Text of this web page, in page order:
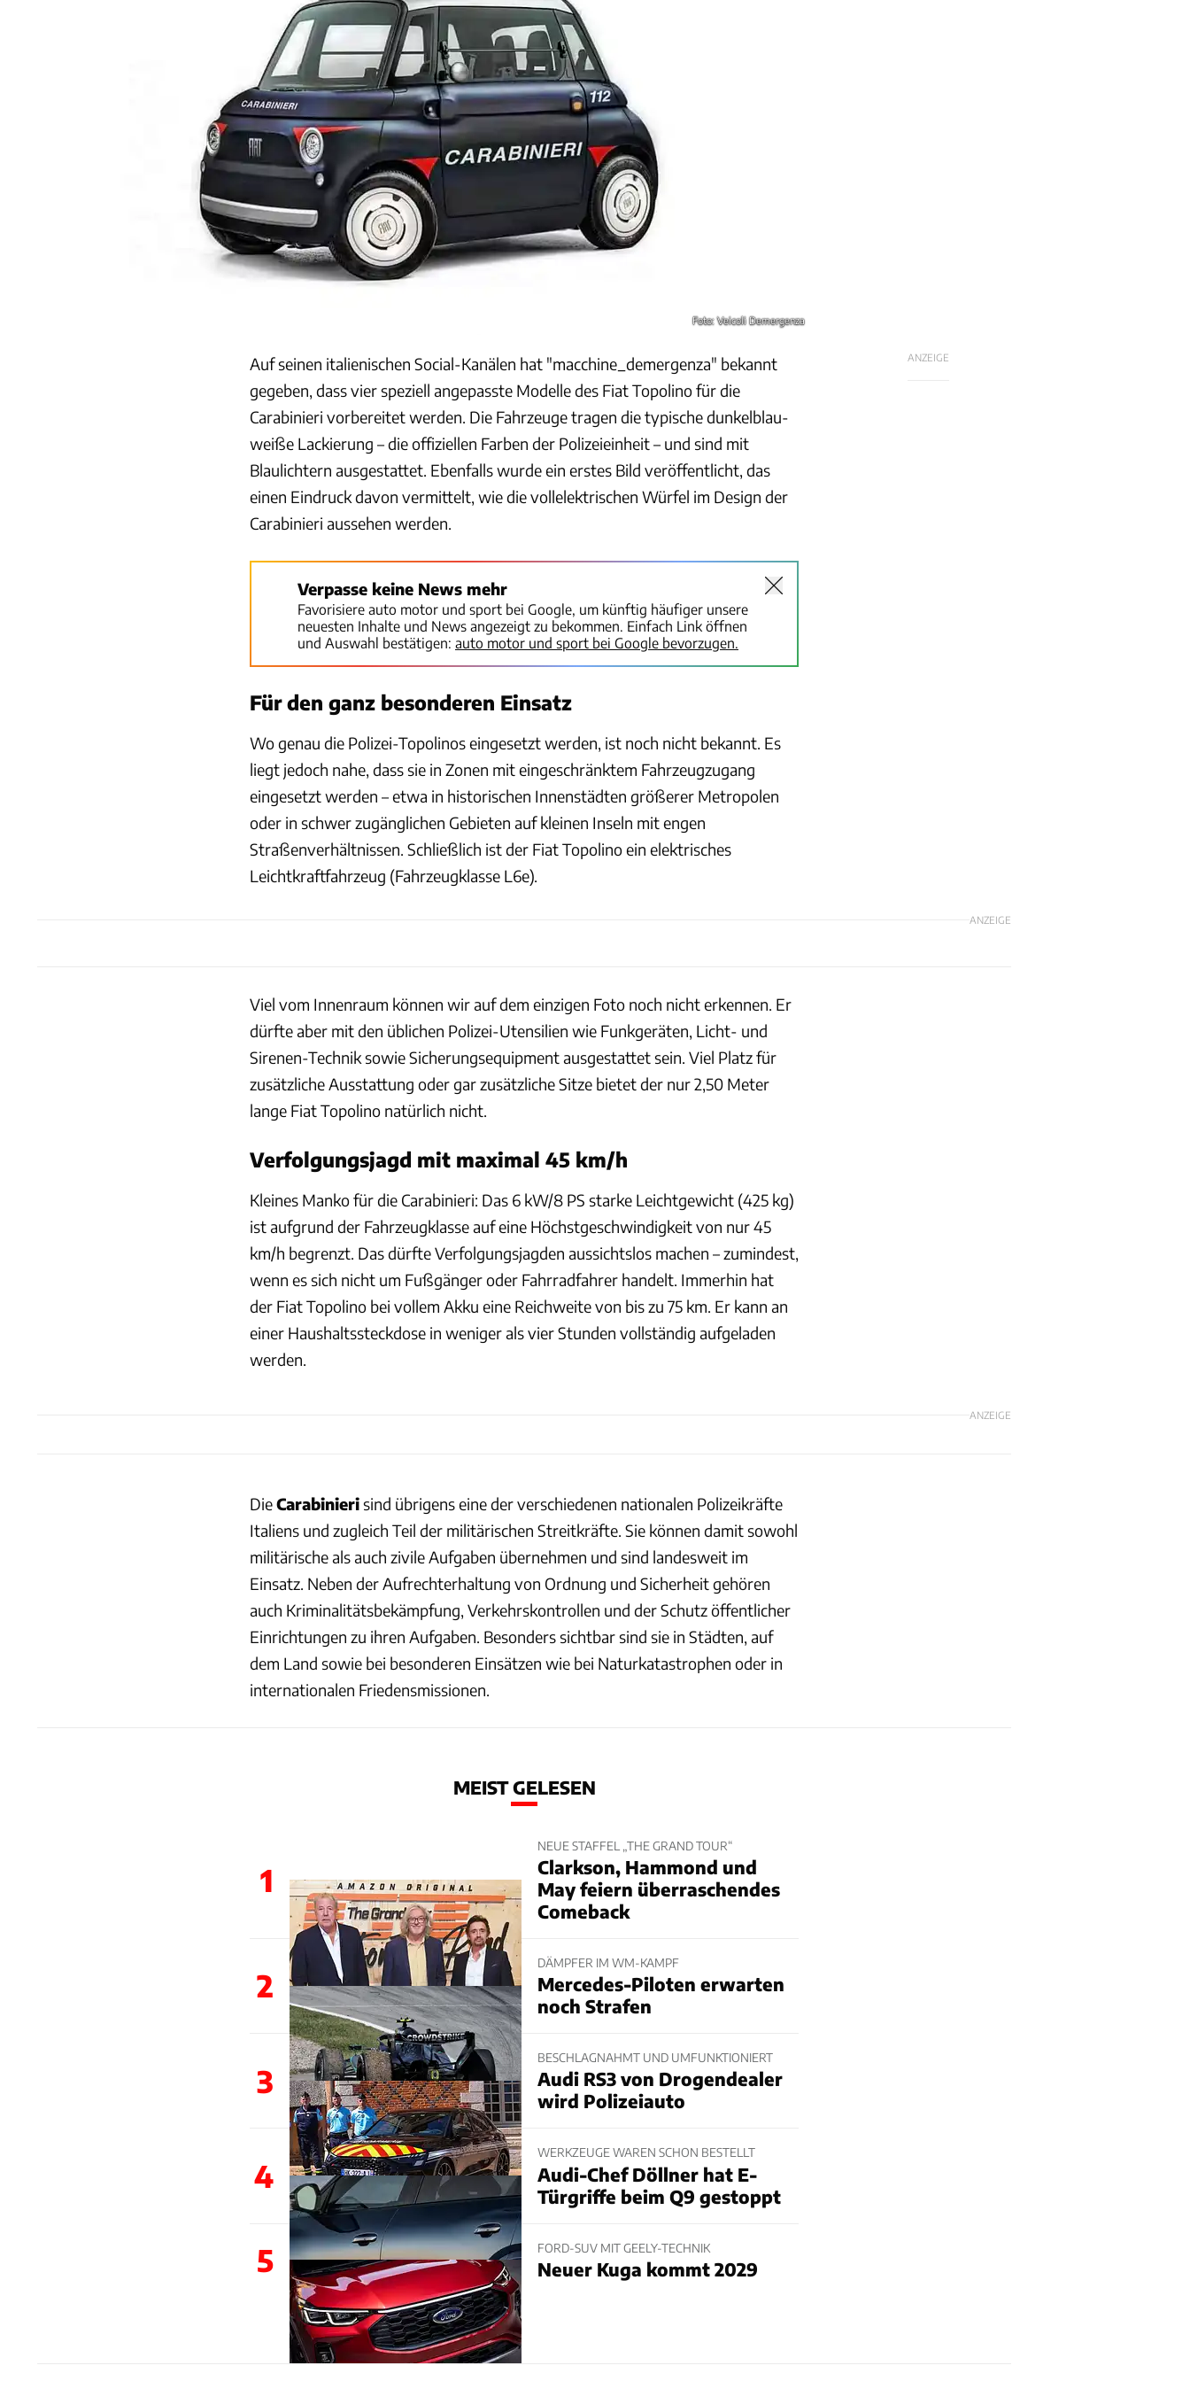
Foto: Veicoli Demergenza
ANZEIGE
Auf seinen italienischen Social-Kanälen hat "macchine_demergenza" bekannt
gegeben, dass vier speziell angepasste Modelle des Fiat Topolino für die
Carabinieri vorbereitet werden. Die Fahrzeuge tragen die typische dunkelblau-
weiße Lackierung – die offiziellen Farben der Polizeieinheit – und sind mit
Blaulichtern ausgestattet. Ebenfalls wurde ein erstes Bild veröffentlicht, das
einen Eindruck davon vermittelt, wie die vollelektrischen Würfel im Design der
Carabinieri aussehen werden.
Verpasse keine News mehr
Favorisiere auto motor und sport bei Google, um künftig häufiger unsere
neuesten Inhalte und News angezeigt zu bekommen. Einfach Link öffnen
und Auswahl bestätigen: auto motor und sport bei Google bevorzugen.
Für den ganz besonderen Einsatz
Wo genau die Polizei-Topolinos eingesetzt werden, ist noch nicht bekannt. Es
liegt jedoch nahe, dass sie in Zonen mit eingeschränktem Fahrzeugzugang
eingesetzt werden – etwa in historischen Innenstädten größerer Metropolen
oder in schwer zugänglichen Gebieten auf kleinen Inseln mit engen
Straßenverhältnissen. Schließlich ist der Fiat Topolino ein elektrisches
Leichtkraftfahrzeug (Fahrzeugklasse L6e).
ANZEIGE
Viel vom Innenraum können wir auf dem einzigen Foto noch nicht erkennen. Er
dürfte aber mit den üblichen Polizei-Utensilien wie Funkgeräten, Licht- und
Sirenen-Technik sowie Sicherungsequipment ausgestattet sein. Viel Platz für
zusätzliche Ausstattung oder gar zusätzliche Sitze bietet der nur 2,50 Meter
lange Fiat Topolino natürlich nicht.
Verfolgungsjagd mit maximal 45 km/h
Kleines Manko für die Carabinieri: Das 6 kW/8 PS starke Leichtgewicht (425 kg)
ist aufgrund der Fahrzeugklasse auf eine Höchstgeschwindigkeit von nur 45
km/h begrenzt. Das dürfte Verfolgungsjagden aussichtslos machen – zumindest,
wenn es sich nicht um Fußgänger oder Fahrradfahrer handelt. Immerhin hat
der Fiat Topolino bei vollem Akku eine Reichweite von bis zu 75 km. Er kann an
einer Haushaltssteckdose in weniger als vier Stunden vollständig aufgeladen
werden.
ANZEIGE
DieCarabinierisind übrigens eine der verschiedenen nationalen Polizeikräfte
Italiens und zugleich Teil der militärischen Streitkräfte. Sie können damit sowohl
militärische als auch zivile Aufgaben übernehmen und sind landesweit im
Einsatz. Neben der Aufrechterhaltung von Ordnung und Sicherheit gehören
auch Kriminalitätsbekämpfung, Verkehrskontrollen und der Schutz öffentlicher
Einrichtungen zu ihren Aufgaben. Besonders sichtbar sind sie in Städten, auf
dem Land sowie bei besonderen Einsätzen wie bei Naturkatastrophen oder in
internationalen Friedensmissionen.
MEIST GELESEN
1
NEUE STAFFEL „THE GRAND TOUR“
Clarkson, Hammond und
May feiern überraschendes
Comeback
2
DÄMPFER IM WM-KAMPF
Mercedes-Piloten erwarten
noch Strafen
3
BESCHLAGNAHMT UND UMFUNKTIONIERT
Audi RS3 von Drogendealer
wird Polizeiauto
4
WERKZEUGE WAREN SCHON BESTELLT
Audi-Chef Döllner hat E-
Türgriffe beim Q9 gestoppt
5 FORD-SUV MIT GEELY-TECHNIK
Neuer Kuga kommt 2029